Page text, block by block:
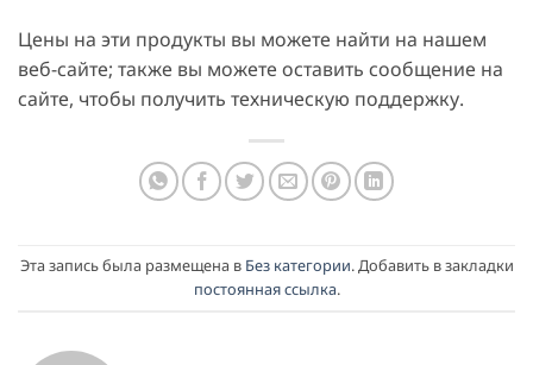
Цены на эти продукты вы можете найти на нашем
веб-сайте; также вы можете оставить сообщение на
сайте, чтобы получить техническую поддержку.
Эта запись была размещена в Без категории. Добавить в закладки
постоянная ссылка.